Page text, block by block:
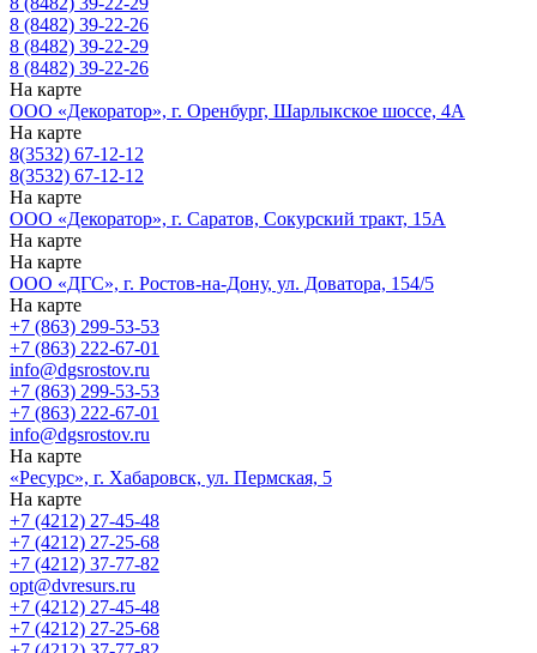
8 (8482) 39-22-26
8 (8482) 39-22-29
8 (8482) 39-22-26
На карте
ООО «Декоратор», г. Оренбург, Шарлыкское шоссе, 4А
На карте
8(3532) 67-12-12
8(3532) 67-12-12
На карте
ООО «Декоратор», г. Саратов, Сокурский тракт, 15А
На карте
На карте
ООО «ДГС», г. Ростов-на-Дону, ул. Доватора, 154/5
На карте
+7 (863) 299-53-53
+7 (863) 222-67-01
info@dgsrostov.ru
+7 (863) 299-53-53
+7 (863) 222-67-01
info@dgsrostov.ru
На карте
«Ресурс», г. Хабаровск, ул. Пермская, 5
На карте
+7 (4212) 27-45-48
+7 (4212) 27-25-68
+7 (4212) 37-77-82
opt@dvresurs.ru
+7 (4212) 27-45-48
+7 (4212) 27-25-68